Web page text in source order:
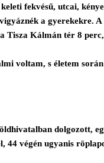
fekvésű, utcai,
a gyerekekre.
Tisza Kálmán tér 8
voltam, s életem
dolgozott,
végén ugyanis